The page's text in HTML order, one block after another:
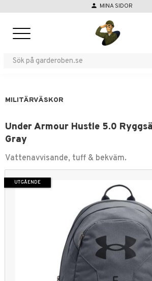
person MINA SIDOR
MILITÄRVÄSKOR
Under Armour Hustle 5.0
Gray
Vattenavvisande, tuff & bekväm.
UTGÅENDE